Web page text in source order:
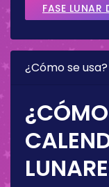
FASE LUNAR
¿Cómo se usa?